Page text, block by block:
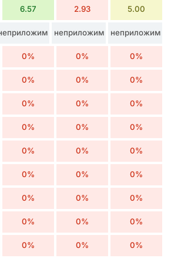
6.57 2.93 5.00
неприложим неприложим
0% 0% 0%
0% 0% 0%
0% 0% 0%
0% 0% 0%
0% 0% 0%
0% 0% 0%
0% 0% 0%
0% 0% 0%
0% 0% 0%